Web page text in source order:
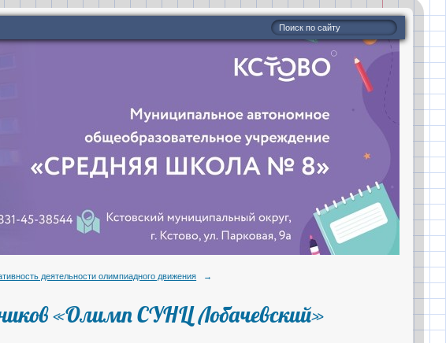
деятельности олимпиадного движения
→
«Олимп СУНЦ Лобачевский»